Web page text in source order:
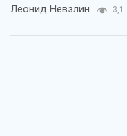
Леонид Невзлин 3,1